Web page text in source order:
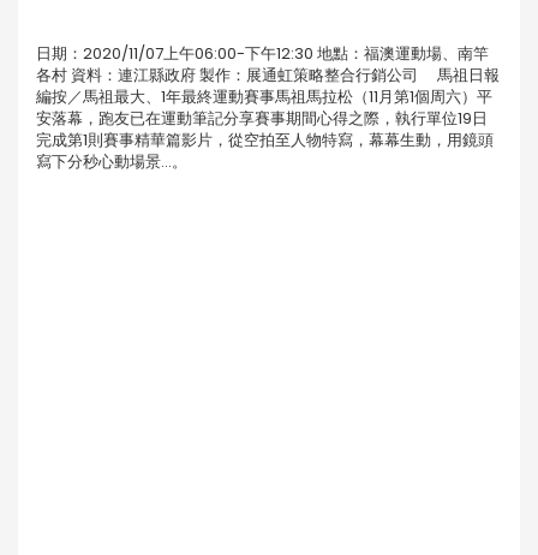
日期：2020/11/07上午06:00-下午12:30 地點：福澳運動場、南竿
各村 資料：連江縣政府 製作：展通虹策略整合行銷公司 馬祖日報
編按／馬祖最大、1年最終運動賽事馬祖馬拉松（11月第1個周六）平
安落幕，跑友已在運動筆記分享賽事期間心得之際，執行單位19日
完成第1則賽事精華篇影片，從空拍至人物特寫，幕幕生動，用鏡頭
寫下分秒心動場景...。